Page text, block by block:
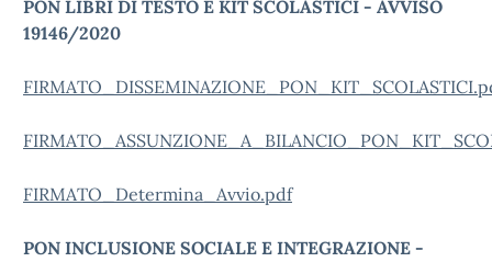
PON LIBRI DI TESTO E KIT SCOLASTICI - AVVISO
19146/2020
FIRMATO_Determina_Avvio.pdf
PON INCLUSIONE SOCIALE E INTEGRAZIONE -